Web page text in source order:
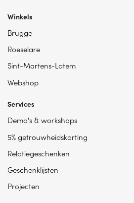
Winkels
Brugge
Roeselare
Sint-Martens-Latem
Webshop
Services
Demo's & workshops
5% getrouwheidskorting
Relatiegeschenken
Geschenklijsten
Projecten